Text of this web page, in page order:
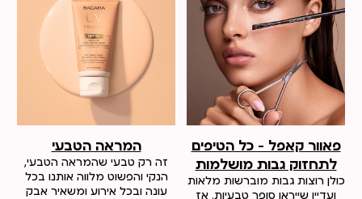
פאוור קאפל – כל הטיפים
לתחזוק גבות מושלמות
כולן רוצות גבות מוברשות מלאות
ועדיין שייראו סופר טבעיות. אז
המראה הטבעי
זה רק טבעי שהמראה הטבעי,
הנקי והפשוט מלווה אותנו בכל
עונה ובכל אירוע ומשאיר אבק